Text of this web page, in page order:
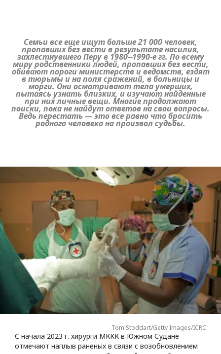
Семьи все еще ищут больше 21 000 человек,
пропавших без вести в результате насилия,
захлестнувшего Перу в 1980‒1990-е гг. По всему
миру родственники людей, пропавших без вести,
обивают пороги министерств и ведомств, ездят
в тюрьмы и на поля сражений, в больницы и
морги. Они осматривают тела умерших,
пытаясь узнать близких, и изучают найденные
при них личные вещи. Многие продолжают
поиски, пока не найдут ответов на свои вопросы.
Ведь перестать — это все равно что бросить
родного человека на произвол судьбы.
Tom Stoddart/Getty Images/ICRC
С начала 2023 г. хирурги МККК в Южном Судане
отмечают наплыв раненых в связи с возобновлением